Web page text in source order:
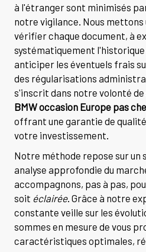
à l'étranger sont minimisés
notre vigilance. Nous mettons
vérifier chaque document, à
systématiquement l'historique
anticiper les éventuels frais
des régularisations
s'inscrit dans notre volonté
BMW occasion Europe pas
offrant une garantie de
votre investissement.
Notre méthode repose sur un
analyse approfondie du
accompagnons, pas à pas,
soit éclairée. Grâce à notre
constante veille sur les
sommes en mesure de vous
caractéristiques optimales,